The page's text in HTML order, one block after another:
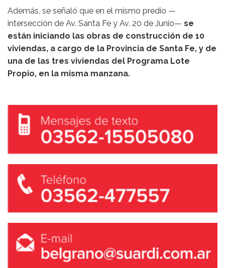
Además, se señaló que en el mismo predio —
intersección de Av. Santa Fe y Av. 20 de Junio— se
están iniciando las obras de construcción de 10
viviendas, a cargo de la Provincia de Santa Fe, y de
una de las tres viviendas del Programa Lote
Propio, en la misma manzana.